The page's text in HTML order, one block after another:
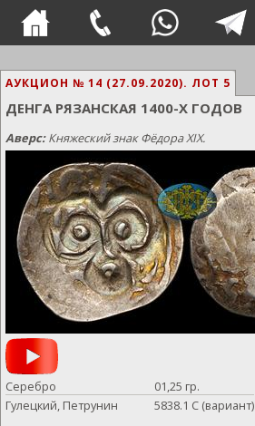
АУКЦИОН № 14 (27.09.2020). ЛОТ 5
ДЕНГА РЯЗАНСКАЯ 1400-Х ГОДОВ
Аверс:Княжеский знак Фёдора XIX.
Серебро
01,25 гр.
Гулецкий, Петрунин
5838.1 С (вариант)